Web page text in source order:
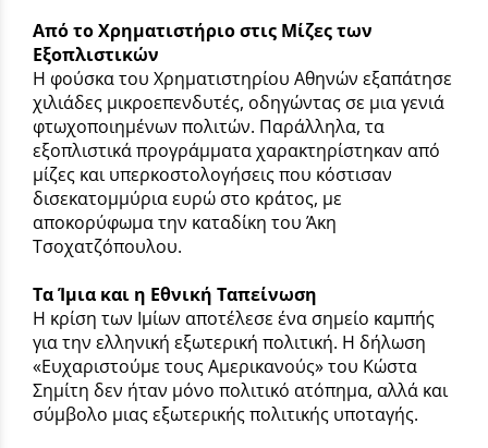
Από το Χρηματιστήριο στις Μίζες των
Εξοπλιστικών
Η φούσκα του Χρηματιστηρίου Αθηνών εξαπάτησε
χιλιάδες μικροεπενδυτές, οδηγώντας σε μια γενιά
φτωχοποιημένων πολιτών. Παράλληλα, τα
εξοπλιστικά προγράμματα χαρακτηρίστηκαν από
μίζες και υπερκοστολογήσεις που κόστισαν
δισεκατομμύρια ευρώ στο κράτος, με
αποκορύφωμα την καταδίκη του Άκη
Τσοχατζόπουλου.
Τα Ίμια και η Εθνική Ταπείνωση
Η κρίση των Ιμίων αποτέλεσε ένα σημείο καμπής
για την ελληνική εξωτερική πολιτική. Η δήλωση
«Ευχαριστούμε τους Αμερικανούς» του Κώστα
Σημίτη δεν ήταν μόνο πολιτικό ατόπημα, αλλά και
σύμβολο μιας εξωτερικής πολιτικής υποταγής.